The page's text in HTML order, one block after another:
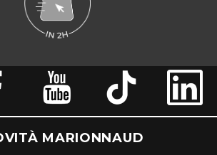
MARIONNAUD